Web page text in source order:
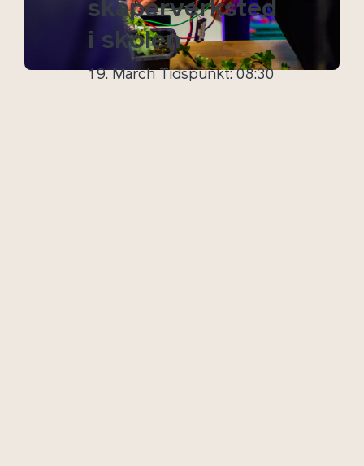
skaperverksted
i skolen
19. MarchTidspunkt: 08:30